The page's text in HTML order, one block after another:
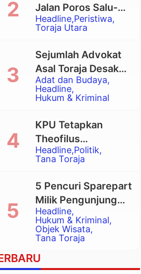
Headline Peristiwa
Toraja Utara
Jalan Poros Salu-
Dende’ Tertutup
Total
Adat dan Budaya
Headline
Hukum & Kriminal
Sejumlah Advokat
Asal Toraja Desak
Mahkamah Agung
Larang Penggunaan
Eksekusi Rumah
Adat Tongkonan
Headline Politik
Tana Toraja
KPU Tetapkan
Theofilus
Allorerung dan
Zadrak Tombe
sebagai Bupati dan
Wakil Bupati Tana
Toraja Terpilih
Headline
Hukum & Kriminal
Objek Wisata
Tana Toraja
5 Pencuri Sparepart
Milik Pengunjung
Objek Wisata
Pango-Pango
Ditangkap Polisi